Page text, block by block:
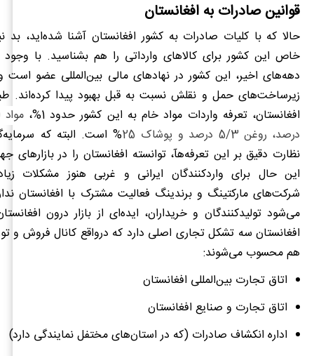
قوانین صادرات به افغانستان
حالا که با کلیات صادرات به کشور افغانستان آشنا شده‌اید، بد
خاص این کشور برای کالاهای وارداتی را هم بشناسید. با وجود
دهه‌های اخیر، این کشور در نهادهای مالی بین‌المللی عضو
زیرساخت‌های حمل و نقلش نسبت به قبل بهبود پیدا کرده‌اند.
افغانستان، تعرفه واردات مواد خام به این کشور حدود 1%،
درصد، روغن 5/3 درصد و پوشاک 25
% است. البته که
نظارت دقیق بر این تعرفه‌هآ، توانسته افغانستان را در بازارهای
این حال برای واردکنندگان ایرانی و غربی هنوز مشکلات
شرکت‌های مارکتینگ و برندینگ فعالیت مشترک با افغانستان
می‌شود تولیدکنندگان و خریداران، ایده‌ای از بازار درون
افغانستان سه تشکل تجاری اصلی دارد که درواقع کانال فروش و
هم محسوب می‌شوند:
اتاق تجارت بین‌المللی افغانستان
اتاق تجارت و صنایع افغانستان
اداره انکشاف صادرات (که در استان‌های مختفل نمایندگی دارد)